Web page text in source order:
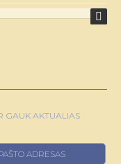
GAUK AKTUALIAS